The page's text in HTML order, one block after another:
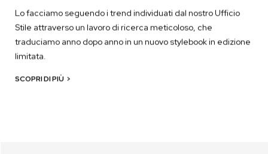
Lo facciamo seguendo i trend individuati dal nostro Ufficio
Stile attraverso un lavoro di ricerca meticoloso, che
traduciamo anno dopo anno in un nuovo stylebook in edizione
limitata.
SCOPRI DI PIÙ >